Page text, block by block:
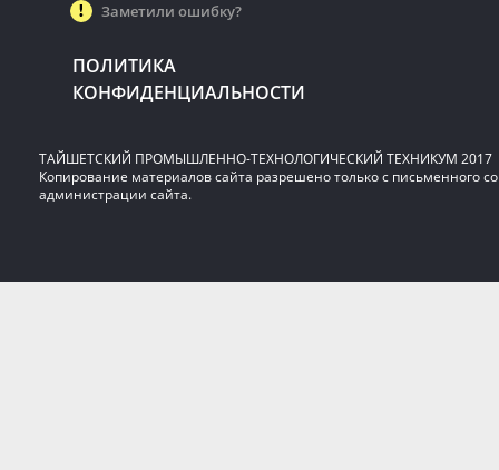
Заметили ошибку?
ПОЛИТИКА
КОНФИДЕНЦИАЛЬНОСТИ
ТАЙШЕТСКИЙ ПРОМЫШЛЕННО-ТЕХНОЛОГИЧЕСКИЙ ТЕХНИКУМ 2017
Копирование материалов сайта разрешено только с письменного
администрации сайта.